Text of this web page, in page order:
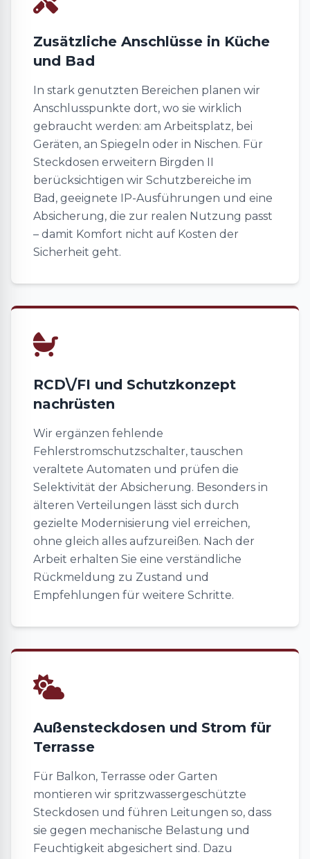
Zusätzliche Anschlüsse in Küche
und Bad
In stark genutzten Bereichen planen wir
Anschlusspunkte dort, wo sie wirklich
gebraucht werden: am Arbeitsplatz, bei
Geräten, an Spiegeln oder in Nischen. Für
Steckdosen erweitern Birgden II
berücksichtigen wir Schutzbereiche im
Bad, geeignete IP-Ausführungen und eine
Absicherung, die zur realen Nutzung passt
– damit Komfort nicht auf Kosten der
Sicherheit geht.
RCD\/FI und Schutzkonzept
nachrüsten
Wir ergänzen fehlende
Fehlerstromschutzschalter, tauschen
veraltete Automaten und prüfen die
Selektivität der Absicherung. Besonders in
älteren Verteilungen lässt sich durch
gezielte Modernisierung viel erreichen,
ohne gleich alles aufzureißen. Nach der
Arbeit erhalten Sie eine verständliche
Rückmeldung zu Zustand und
Empfehlungen für weitere Schritte.
Außensteckdosen und Strom für
Terrasse
Für Balkon, Terrasse oder Garten
montieren wir spritzwassergeschützte
Steckdosen und führen Leitungen so, dass
sie gegen mechanische Belastung und
Feuchtigkeit abgesichert sind. Dazu